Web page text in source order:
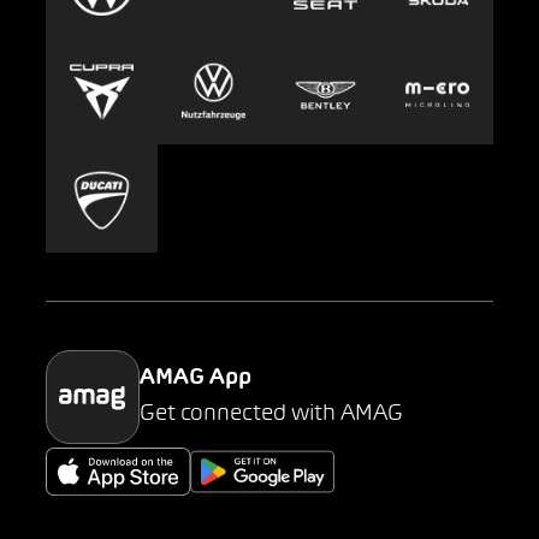
Europcar
Carsharing
Mobility-as-a-Service
Parking
Jobs & Karriere
Presse
AMAG App
Get connected with AMAG